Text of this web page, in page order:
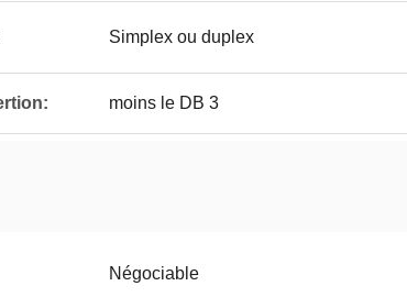
Simplex ou duplex
moins le DB 3
Négociable